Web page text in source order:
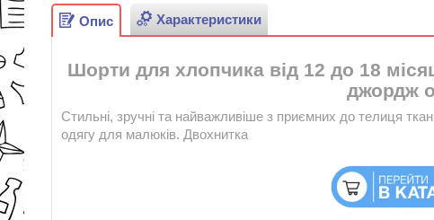
Опис Характеристики
Шорти для хлопчика від 12 до 18
джордж
Стильні, зручні та найважливіше з приємних до телиця
одягу для малюків. Двохнитка